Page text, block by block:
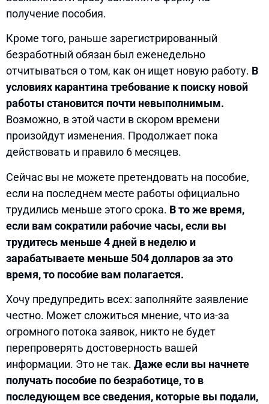
получение пособия.
Кроме того, раньше зарегистрированный
безработный обязан был еженедельно
отчитываться о том, как он ищет новую работу. В
условиях карантина требование к поиску новой
работы становится почти невыполнимым.
Возможно, в этой части в скором времени
произойдут изменения. Продолжает пока
действовать и правило 6 месяцев.
Сейчас вы не можете претендовать на пособие,
если на последнем месте работы официально
трудились меньше этого срока. В то же время,
если вам сократили рабочие часы, если вы
трудитесь меньше 4 дней в неделю и
зарабатываете меньше 504 долларов за это
время, то пособие вам полагается.
Хочу предупредить всех: заполняйте заявление
честно. Может сложиться мнение, что из-за
огромного потока заявок, никто не будет
перепроверять достоверность вашей
информации. Это не так. Даже если вы начнете
получать пособие по безработице, то в
последующем все сведения, которые вы подали,